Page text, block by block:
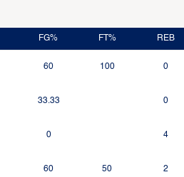
FG% FT% REB
60 100 0
33.33 0
0 4
60 50 2